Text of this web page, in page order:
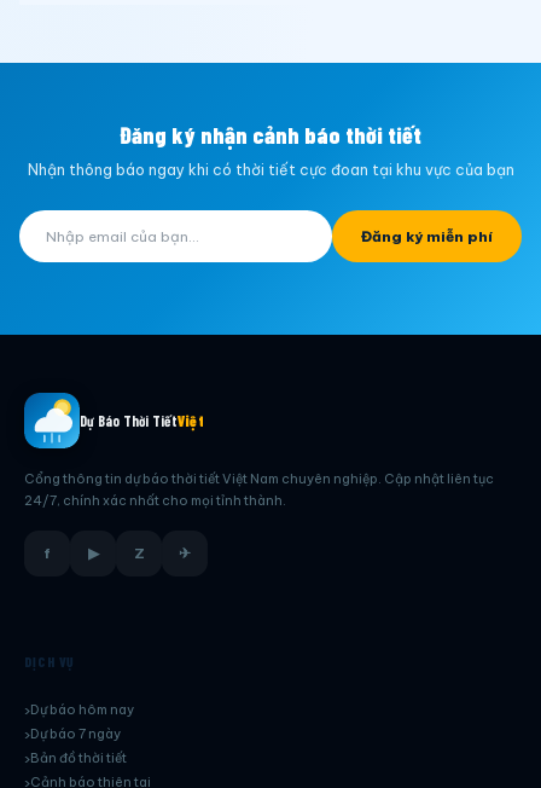
Đăng ký nhận cảnh báo thời tiết
Nhận thông báo ngay khi có thời tiết cực đoan tại khu vực của bạn
Đăng ký miễn phí
Dự Báo Thời TiếtViệt
Cổng thông tin dự báo thời tiết Việt Nam chuyên nghiệp. Cập nhật liên tục
24/7, chính xác nhất cho mọi tỉnh thành.
f ▶ Z ✈
DỊCH VỤ
Dự báo hôm nay
Dự báo 7 ngày
Bản đồ thời tiết
Cảnh báo thiên tai